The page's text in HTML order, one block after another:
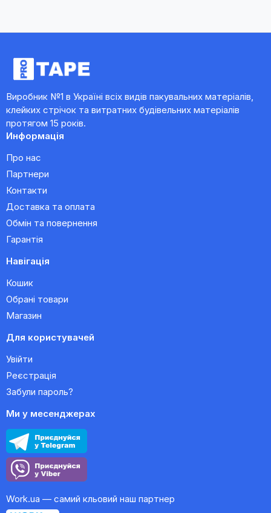
Виробник №1 в Україні всіх видів пакувальних матеріалів,
клейких стрічок та витратних будівельних матеріалів
протягом 15 років.
Информація
Про нас
Партнери
Контакти
Доставка та оплата
Обмін та повернення
Гарантія
Навігація
Кошик
Обрані товари
Магазин
Для користувачей
Увійти
Реєстрація
Забули пароль?
Ми у месенджерах
Work.ua — самий кльовий наш партнер